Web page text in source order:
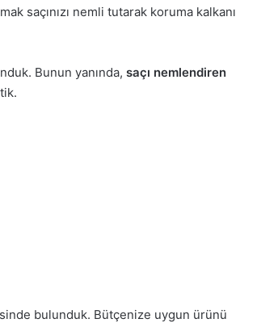
saçınızı nemli tutarak koruma kalkanı
Bunun yanında, saçı nemlendiren
bulunduk. Bütçenize uygun ürünü